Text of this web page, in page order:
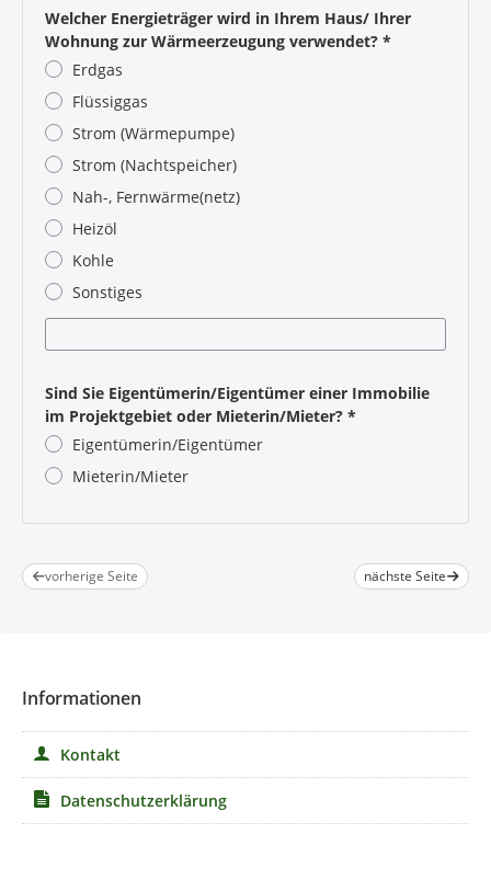
Welcher Energieträger wird in Ihrem Haus/ Ihrer
Wohnung zur Wärmeerzeugung verwendet? *
Erdgas
Flüssiggas
Strom (Wärmepumpe)
Strom (Nachtspeicher)
Nah-, Fernwärme(netz)
Heizöl
Kohle
Sonstiges
Sind Sie Eigentümerin/Eigentümer einer Immobilie
im Projektgebiet oder Mieterin/Mieter? *
Eigentümerin/Eigentümer
Mieterin/Mieter
vorherige Seite nächste Seite
Informationen
Kontakt
Datenschutzerklärung